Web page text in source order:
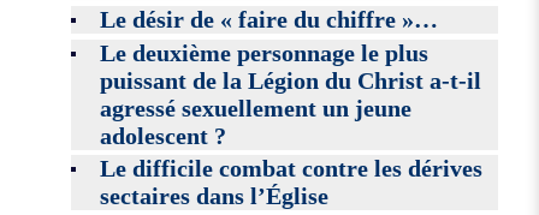
Le désir de « faire du chiffre »…
Le deuxième personnage le plus
puissant de la Légion du Christ a-t-il
agressé sexuellement un jeune
adolescent ?
Le difficile combat contre les dérives
sectaires dans l’Église